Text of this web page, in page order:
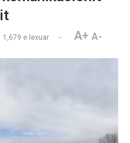
1,679 e lexuar A+ A-